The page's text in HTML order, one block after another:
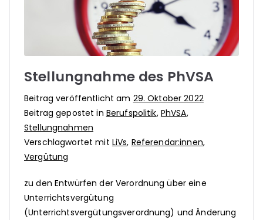
Stellungnahme des PhVSA
Beitrag veröffentlicht am 29. Oktober 2022
Beitrag gepostet in Berufspolitik, PhVSA,
Stellungnahmen
Verschlagwortet mit LiVs, Referendar:innen,
Vergütung
zu den Entwürfen der Verordnung über eine
Unterrichtsvergütung
(Unterrichtsvergütungsverordnung) und Änderung